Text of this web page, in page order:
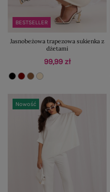
BESTSELLER
Jasnobeżowa trapezowa sukienka z
dżetami
99,99 zł
Nowość